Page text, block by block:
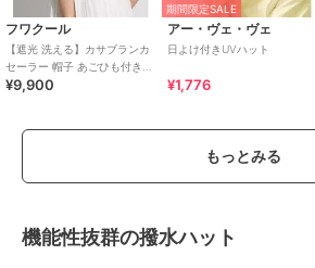
フワクール
【遮光 洗える】カサブランカ
セーラー 帽子 あごひも付き
UV サイズ調整
¥9,900
期間限定SALE
アー・ヴェ・ヴェ
日よけ付きUVハット
¥1,776
もっとみる
機能性抜群の撥水ハット